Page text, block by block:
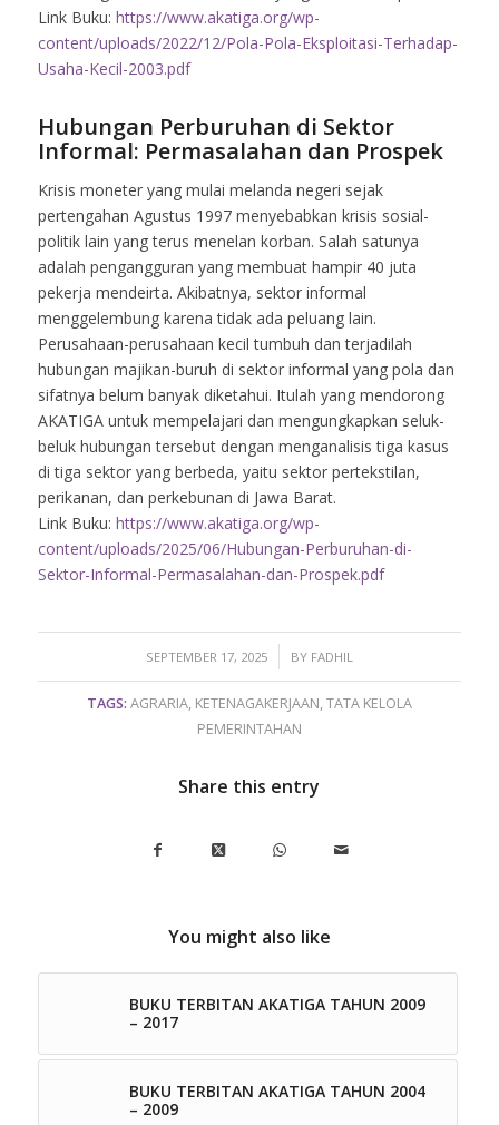
Link Buku: https://www.akatiga.org/wp-
content/uploads/2022/12/Pola-Pola-Eksploitasi-Terhadap-
Usaha-Kecil-2003.pdf
Hubungan Perburuhan di Sektor
Informal: Permasalahan dan Prospek
Krisis moneter yang mulai melanda negeri sejak
pertengahan Agustus 1997 menyebabkan krisis sosial-
politik lain yang terus menelan korban. Salah satunya
adalah pengangguran yang membuat hampir 40 juta
pekerja mendeirta. Akibatnya, sektor informal
menggelembung karena tidak ada peluang lain.
Perusahaan-perusahaan kecil tumbuh dan terjadilah
hubungan majikan-buruh di sektor informal yang pola dan
sifatnya belum banyak diketahui. Itulah yang mendorong
AKATIGA untuk mempelajari dan mengungkapkan seluk-
beluk hubungan tersebut dengan menganalisis tiga kasus
di tiga sektor yang berbeda, yaitu sektor pertekstilan,
perikanan, dan perkebunan di Jawa Barat.
Link Buku: https://www.akatiga.org/wp-
content/uploads/2025/06/Hubungan-Perburuhan-di-
Sektor-Informal-Permasalahan-dan-Prospek.pdf
SEPTEMBER 17, 2025
/ BY FADHIL
TAGS: AGRARIA, KETENAGAKERJAAN, TATA KELOLA
PEMERINTAHAN
Share this entry
You might also like
BUKU TERBITAN AKATIGA TAHUN 2009
– 2017
BUKU TERBITAN AKATIGA TAHUN 2004
– 2009